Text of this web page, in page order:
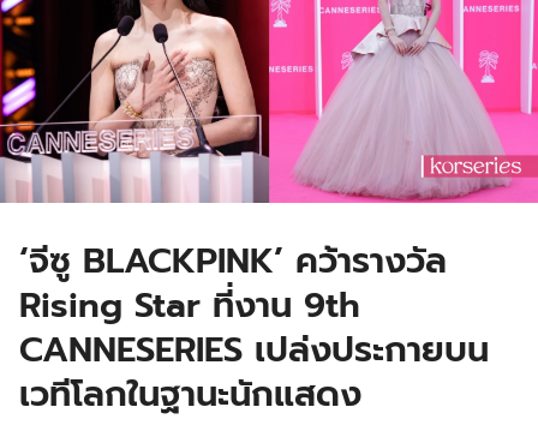
‘จีซู BLACKPINK’ คว้ารางวัล
Rising Star ที่งาน 9th
CANNESERIES เปล่งประกายบน
เวทีโลกในฐานะนักแสดง